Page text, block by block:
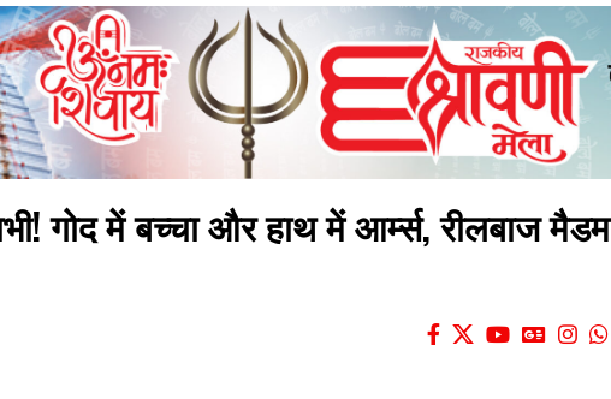
गोद में बच्चा और हाथ में आर्म्स, रीलबाज मैडम